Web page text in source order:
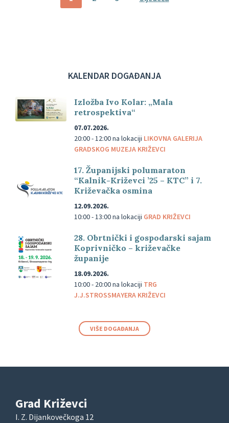
KALENDAR DOGAĐANJA
Izložba Ivo Kolar: „Mala
retrospektiva“
07.07.2026.
20:00 - 12:00na lokaciji LIKOVNA GALERIJA
GRADSKOG MUZEJA KRIŽEVCI
17. Županijski polumaraton
“Kalnik-Križevci ’25 – KTC” i 7.
Križevačka osmina
12.09.2026.
10:00 - 13:00na lokaciji GRAD KRIŽEVCI
28. Obrtnički i gospodarski sajam
Koprivničko – križevačke
županije
18.09.2026.
10:00 - 20:00na lokaciji TRG
J.J.STROSSMAYERA KRIŽEVCI
VIŠE DOGAĐANJA
Grad Križevci
I. Z. Dijankovečkoga 12